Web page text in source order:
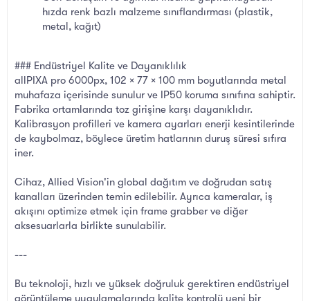
hızda renk bazlı malzeme sınıflandırması (plastik,
metal, kağıt)
### Endüstriyel Kalite ve Dayanıklılık
allPIXA pro 6000px, 102 × 77 × 100 mm boyutlarında metal
muhafaza içerisinde sunulur ve IP50 koruma sınıfına sahiptir.
Fabrika ortamlarında toz girişine karşı dayanıklıdır.
Kalibrasyon profilleri ve kamera ayarları enerji kesintilerinde
de kaybolmaz, böylece üretim hatlarının duruş süresi sıfıra
iner.
Cihaz, Allied Vision'in global dağıtım ve doğrudan satış
kanalları üzerinden temin edilebilir. Ayrıca kameralar, iş
akışını optimize etmek için frame grabber ve diğer
aksesuarlarla birlikte sunulabilir.
---
Bu teknoloji, hızlı ve yüksek doğruluk gerektiren endüstriyel
görüntüleme uygulamalarında kalite kontrolü yeni bir